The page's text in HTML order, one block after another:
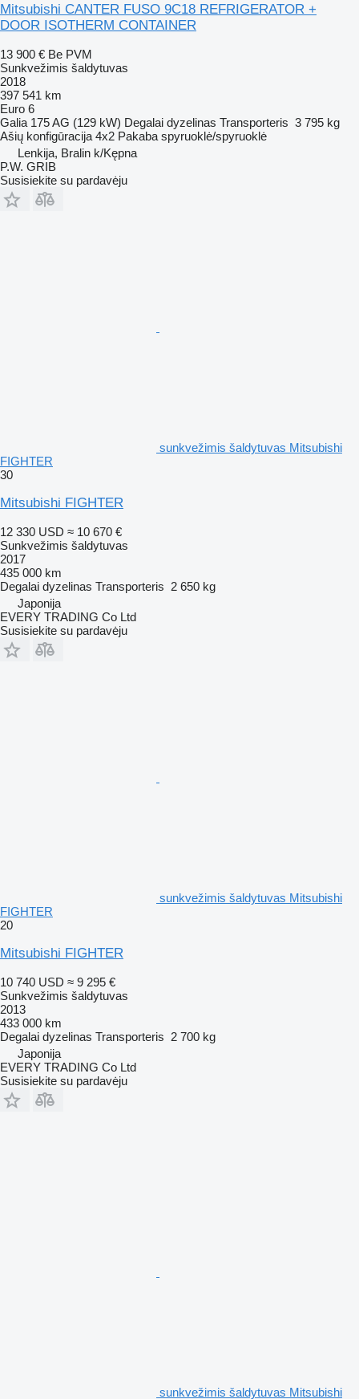
Mitsubishi CANTER FUSO 9C18 REFRIGERATOR +
DOOR ISOTHERM CONTAINER
13 900 € Be PVM
Sunkvežimis šaldytuvas
2018
397 541 km
Euro 6
Galia 175 AG (129 kW) Degalai dyzelinas Transporteris 3 795 kg
Ašių konfigūracija 4x2 Pakaba spyruoklė/spyruoklė
Lenkija, Bralin k/Kępna
P.W. GRIB
Susisiekite su pardavėju
sunkvežimis šaldytuvas Mitsubishi
FIGHTER
30
Mitsubishi FIGHTER
12 330 USD ≈ 10 670 €
Sunkvežimis šaldytuvas
2017
435 000 km
Degalai dyzelinas Transporteris 2 650 kg
Japonija
EVERY TRADING Co Ltd
Susisiekite su pardavėju
sunkvežimis šaldytuvas Mitsubishi
FIGHTER
20
Mitsubishi FIGHTER
10 740 USD ≈ 9 295 €
Sunkvežimis šaldytuvas
2013
433 000 km
Degalai dyzelinas Transporteris 2 700 kg
Japonija
EVERY TRADING Co Ltd
Susisiekite su pardavėju
sunkvežimis šaldytuvas Mitsubishi